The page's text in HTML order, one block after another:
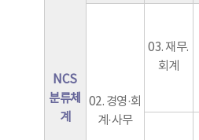
NCS
분류체
계
02. 경영·회
계·사무
03. 재무.
회계